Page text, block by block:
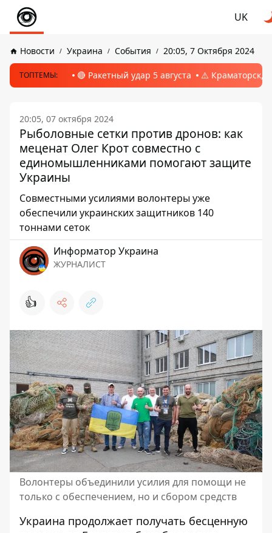
UK
Новости Украина События 20:05, 7 Октября 2024
ТОПТЕМЫ: 🔴 Ракетный удар 5 августа ⚠️ Краматорск,
20:05, 07 октября 2024
Рыболовные сетки против дронов: как
меценат Олег Крот совместно с
единомышленниками помогают защите
Украины
Совместными усилиями волонтеры уже
обеспечили украинских защитников 140
тоннами сеток
Информатор Украина
ЖУРНАЛИСТ
👍
Волонтеры объединили усилия для помощи не
только с обеспечением, но и сбором средств
Украина продолжает получать бесценную